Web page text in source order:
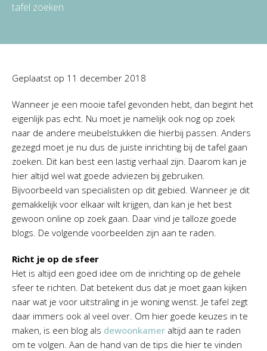
tafel zoeken
Geplaatst op 11 december 2018
Wanneer je een mooie tafel gevonden hebt, dan begint het
eigenlijk pas echt. Nu moet je namelijk ook nog op zoek
naar de andere meubelstukken die hierbij passen. Anders
gezegd moet je nu dus de juiste inrichting bij de tafel gaan
zoeken. Dit kan best een lastig verhaal zijn. Daarom kan je
hier altijd wel wat goede adviezen bij gebruiken.
Bijvoorbeeld van specialisten op dit gebied. Wanneer je dit
gemakkelijk voor elkaar wilt krijgen, dan kan je het best
gewoon online op zoek gaan. Daar vind je talloze goede
blogs. De volgende voorbeelden zijn aan te raden.
Richt je op de sfeer
Het is altijd een goed idee om de inrichting op de gehele
sfeer te richten. Dat betekent dus dat je moet gaan kijken
naar wat je voor uitstraling in je woning wenst. Je tafel zegt
daar immers ook al veel over. Om hier goede keuzes in te
maken, is een blog als dewoonkamer altijd aan te raden
om te volgen. Aan de hand van de tips die hier te vinden